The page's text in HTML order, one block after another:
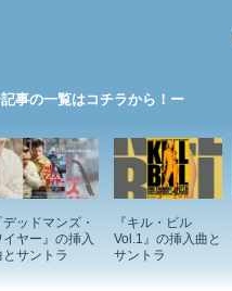
事の一覧はコチラから！ー
デッドマンズ・
イヤー』の挿入
とサントラ
『キル・ビル
Vol.1』の挿入曲と
サントラ